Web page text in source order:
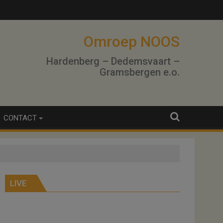
Omroep NOOS
Hardenberg – Dedemsvaart –
Gramsbergen e.o.
CONTACT
LIVE